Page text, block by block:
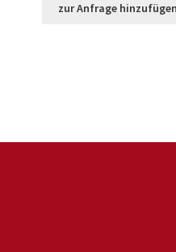
zur Anfrage hinzufügen